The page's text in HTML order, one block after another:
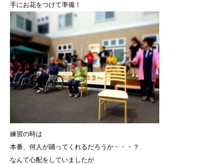
手にお花をつけて準備！
練習の時は
本番、何人が踊ってくれるだろうか・・・？
なんて心配をしていましたが